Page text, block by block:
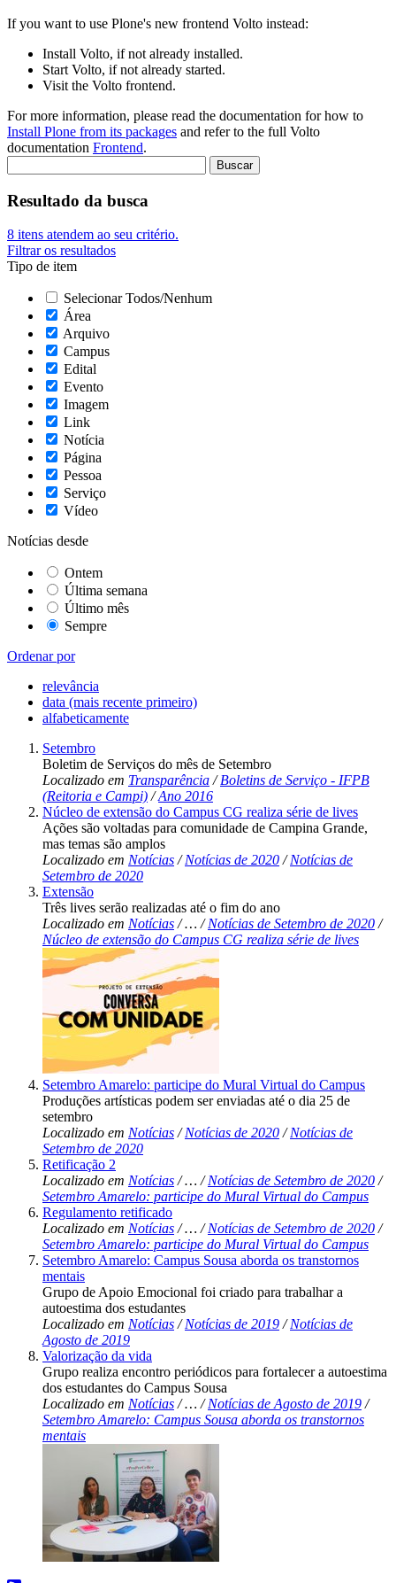
If you want to use Plone's new frontend Volto instead:
Install Volto, if not already installed.
Start Volto, if not already started.
Visit the Volto frontend.
For more information, please read the documentation for how to
Install Plone from its packages and refer to the full Volto
documentation Frontend.
Resultado da busca
8 itens atendem ao seu critério.
Filtrar os resultados
Tipo de item
Selecionar Todos/Nenhum
Área
Arquivo
Campus
Edital
Evento
Imagem
Link
Notícia
Página
Pessoa
Serviço
Vídeo
Notícias desde
Ontem
Última semana
Último mês
Sempre
Ordenar por
relevância
data (mais recente primeiro)
alfabeticamente
Setembro
Boletim de Serviços do mês de Setembro
Localizado em Transparência /Boletins de Serviço - IFPB
(Reitoria e Campi) /Ano 2016
Núcleo de extensão do Campus CG realiza série de lives
Ações são voltadas para comunidade de Campina Grande,
mas temas são amplos
Localizado em Notícias /Notícias de 2020 /Notícias de
Setembro de 2020
Extensão
Três lives serão realizadas até o fim do ano
Localizado em Notícias /…/Notícias de Setembro de 2020 /
Núcleo de extensão do Campus CG realiza série de lives
Setembro Amarelo: participe do Mural Virtual do Campus
Produções artísticas podem ser enviadas até o dia 25 de
setembro
Localizado em Notícias /Notícias de 2020 /Notícias de
Setembro de 2020
Retificação 2
Localizado em Notícias /…/Notícias de Setembro de 2020 /
Setembro Amarelo: participe do Mural Virtual do Campus
Regulamento retificado
Localizado em Notícias /…/Notícias de Setembro de 2020 /
Setembro Amarelo: participe do Mural Virtual do Campus
Setembro Amarelo: Campus Sousa aborda os transtornos
mentais
Grupo de Apoio Emocional foi criado para trabalhar a
autoestima dos estudantes
Localizado em Notícias /Notícias de 2019 /Notícias de
Agosto de 2019
Valorização da vida
Grupo realiza encontro periódicos para fortalecer a autoestima
dos estudantes do Campus Sousa
Localizado em Notícias /…/Notícias de Agosto de 2019 /
Setembro Amarelo: Campus Sousa aborda os transtornos
mentais